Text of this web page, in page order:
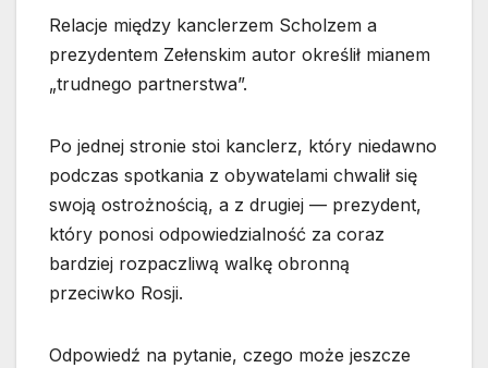
Relacje między kanclerzem Scholzem a
prezydentem Zełenskim autor określił mianem
„trudnego partnerstwa”.
Po jednej stronie stoi kanclerz, który niedawno
podczas spotkania z obywatelami chwalił się
swoją ostrożnością, a z drugiej — prezydent,
który ponosi odpowiedzialność za coraz
bardziej rozpaczliwą walkę obronną
przeciwko Rosji.
Odpowiedź na pytanie, czego może jeszcze